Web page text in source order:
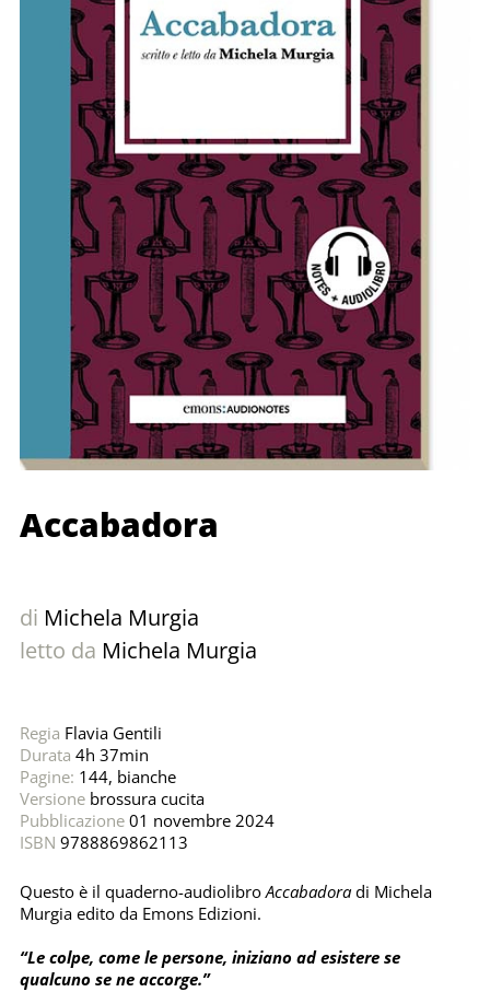
Accabadora
di Michela Murgia
letto da Michela Murgia
Regia Flavia Gentili
Durata 4h 37min
Pagine: 144, bianche
Versionebrossura cucita
Pubblicazione01 novembre 2024
ISBN 9788869862113
Questo è il quaderno-audiolibroAccabadoradi Michela
Murgia edito da Emons Edizioni.
“Le colpe, come le persone, iniziano ad esistere se
qualcuno se ne accorge.”